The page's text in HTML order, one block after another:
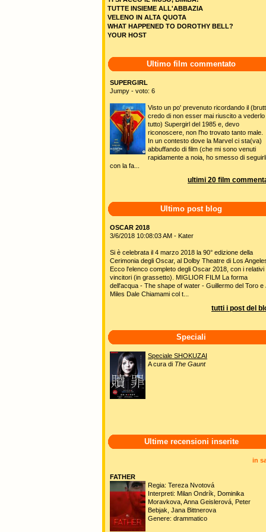
TUTTE INSIEME ALL'ABBAZIA
VELENO IN ALTA QUOTA
WHAT HAPPENED TO DOROTHY BELL?
YOUR HOST
Ultimo film commentato
SUPERGIRL
Jumpy - voto: 6
Visto un po' prevenuto ricordando il
credo di non esser mai riuscito a vederlo
tutto) Supergirl del 1985 e, devo
riconoscere, non l'ho trovato tanto male.
In un contesto dove la Marvel ci sta(va)
abbuffando di film (che mi sono venuti
rapidamente a noia, ho smesso di seguirli
con la fa...
ultimi 20 film
Ultimo post blog
OSCAR 2018
3/6/2018 10:08:03 AM - Kater
Si è celebrata il 4 marzo 2018 la 90° edizione della
Cerimonia degli Oscar, al Dolby Theatre di Los
Ecco l'elenco completo degli Oscar 2018, con i relativi
vincitori (in grassetto). MIGLIOR FILM La forma
dell'acqua - The shape of water - Guillermo del Toro e
Miles Dale Chiamami col t...
tutti i post del
Speciali
Speciale SHOKUZAI
A cura di The Gaunt
Ultime recensioni inserite
in
FATHER
Regia: Tereza Nvotová
Interpreti: Milan Ondrík, Dominika
Moravkova, Anna Geislerová, Peter
Bebjak, Jana Bittnerova
Genere: drammatico